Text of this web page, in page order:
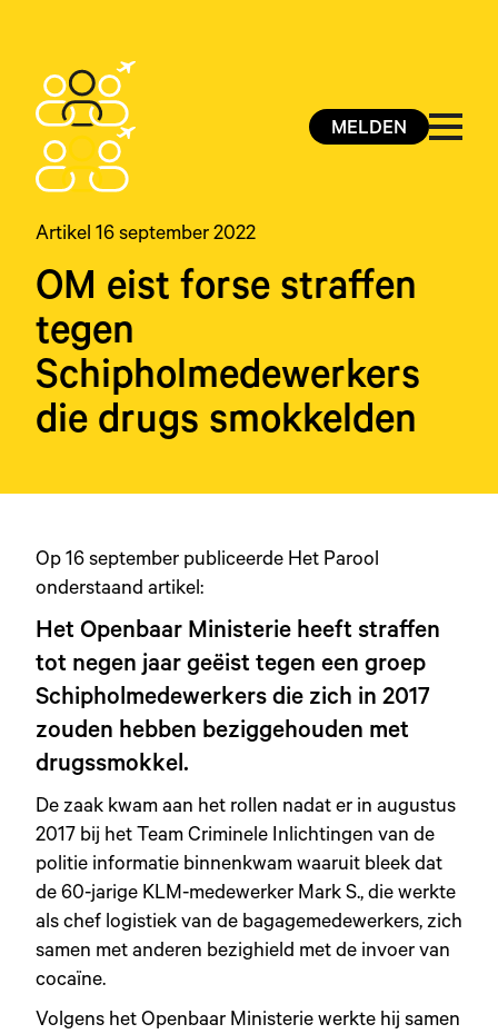
MELDEN
Artikel 16 september 2022
OM eist forse straffen
tegen
Schipholmedewerkers
die drugs smokkelden
Op 16 september publiceerde Het Parool
onderstaand artikel:
Het Openbaar Ministerie heeft straffen
tot negen jaar geëist tegen een groep
Schipholmedewerkers die zich in 2017
zouden hebben beziggehouden met
drugssmokkel.
De zaak kwam aan het rollen nadat er in augustus
2017 bij het Team Criminele Inlichtingen van de
politie informatie binnenkwam waaruit bleek dat
de 60-jarige KLM-medewerker Mark S., die werkte
als chef logistiek van de bagagemedewerkers, zich
samen met anderen bezighield met de invoer van
cocaïne.
Volgens het Openbaar Ministerie werkte hij samen